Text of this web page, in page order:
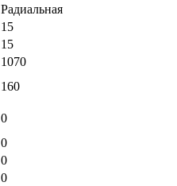
Радиальная
15
15
1070
160
0
0
0
0